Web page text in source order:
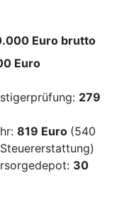
Euro brutto
Euro
279
819 Euro (540
30